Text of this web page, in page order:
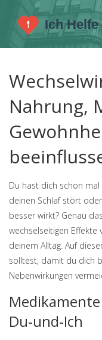
Nahrung,
Du hast dich schon
deinen Schlaf stört
besser wirkt? Genau
wechselseitigen Effekte
deinem Alltag. Auf
solltest, damit du dich
Nebenwirkungen
Du‑und‑Ich